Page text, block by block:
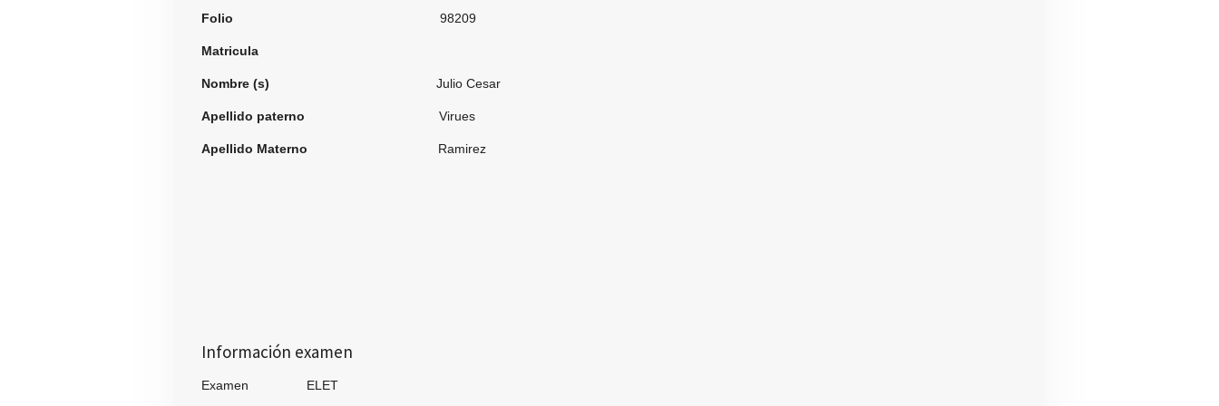
Folio 98209
Matricula
Nombre (s) Julio Cesar
Apellido paterno Virues
Apellido Materno Ramirez
Información examen
Examen ELET